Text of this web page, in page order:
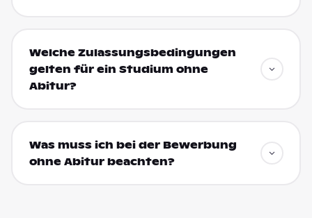
Welche Zulassungsbedingungen
gelten für ein Studium ohne
Abitur?
Was muss ich bei der Bewerbung
ohne Abitur beachten?